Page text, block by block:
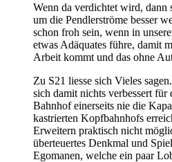
Wenn da verdichtet wird, dann
um die Pendlerströme besser
schon froh sein, wenn in
etwas Adäquates führe, damit
Arbeit kommt und das ohne
Zu S21 liesse sich Vieles
sich damit nichts verbessert für
Bahnhof einerseits nie die
kastrierten Kopfbahnhofs
Erweitern praktisch nicht
überteuertes Denkmal und
Egomanen, welche ein paar